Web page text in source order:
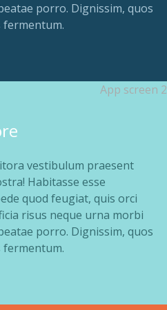
porro. Dignissim, quos
vestibulum praesent
Habitasse esse
quod feugiat, quis orci
risus neque urna morbi
porro. Dignissim, quos